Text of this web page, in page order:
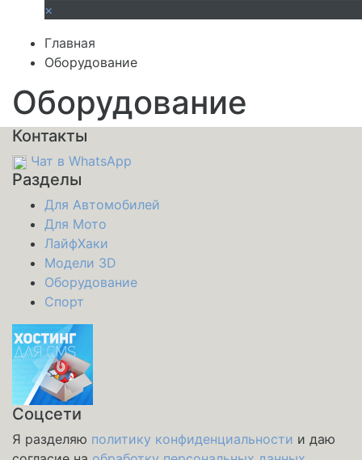
×
Главная
Оборудование
Оборудование
Контакты
Чат в WhatsApp
Разделы
Для Автомобилей
Для Мото
ЛайфХаки
Модели 3D
Оборудование
Спорт
Соцсети
Я разделяю политику конфиденциальности и даю